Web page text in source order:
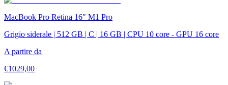
MacBook Pro Retina 16" M1 Pro
Grigio siderale | 512 GB | C | 16 GB | CPU 10 core - GPU 16 core
A partire da
€1029,00